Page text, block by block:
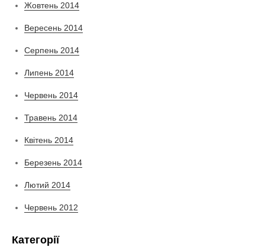
Жовтень 2014
Вересень 2014
Серпень 2014
Липень 2014
Червень 2014
Травень 2014
Квітень 2014
Березень 2014
Лютий 2014
Червень 2012
Категорії